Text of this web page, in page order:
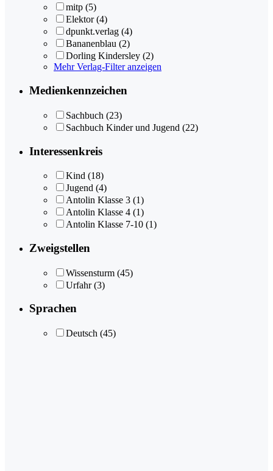
mitp (5)
Elektor (4)
dpunkt.verlag (4)
Bananenblau (2)
Dorling Kindersley (2)
Mehr Verlag-Filter anzeigen
Medienkennzeichen
Sachbuch (23)
Sachbuch Kinder und Jugend (22)
Interessenkreis
Kind (18)
Jugend (4)
Antolin Klasse 3 (1)
Antolin Klasse 4 (1)
Antolin Klasse 7-10 (1)
Zweigstellen
Wissensturm (45)
Urfahr (3)
Sprachen
Deutsch (45)